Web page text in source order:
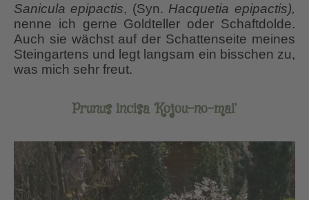
Sanicula epipactis, (Syn. Hacquetia epipactis),
nenne ich gerne Goldteller oder Schaftdolde.
Auch sie wächst auf der Schattenseite meines
Steingartens und legt langsam ein bisschen zu,
was mich sehr freut.
Prunus incisa ‘Kojou-no-mai’